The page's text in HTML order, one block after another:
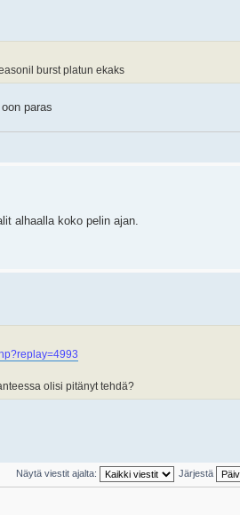
burst platun ekaks
paras
alhaalla koko pelin ajan.
olisi pitänyt tehdä?
Näytä viestit ajalta: Järjestä